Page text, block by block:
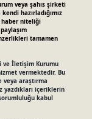
veya şahıs şirketi
hazırladığımız
haber niteliği
tamamen
ve İletişim Kurumu
vermektedir. Bu
araştırma
yazdıkları içeriklerin
kabul